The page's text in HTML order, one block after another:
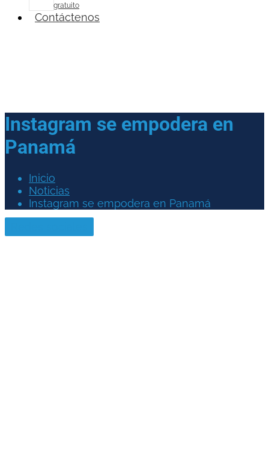
gratuito
Contáctenos
Instagram se empodera en
Panamá
Inicio
Noticias
Instagram se empodera en Panamá